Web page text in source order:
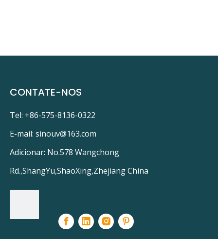
CONTATE-NOS
Tel: +86-575-8136-0322
E-mail: sinouv@163.com
Adicionar: No.578 Wangchong
Rd.,ShangYu,ShaoXing,Zhejiang China